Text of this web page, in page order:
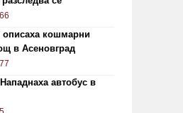
кошмарни
в Асеновград
автобус в